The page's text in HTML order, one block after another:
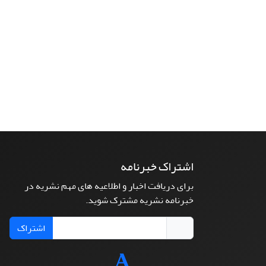
اشتراک خبرنامه
برای دریافت اخبار و اطلاعیه های مهم نشریه در
خبرنامه نشریه مشترک شوید.
اشتراک